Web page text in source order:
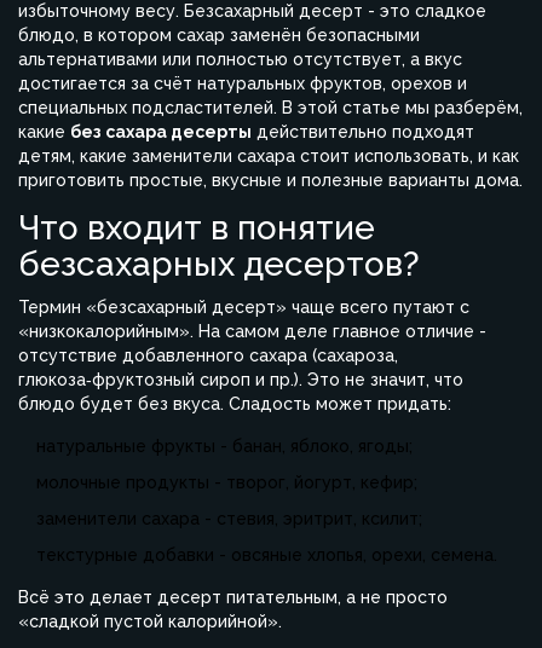
избыточному весу. Безсахарный десерт - это сладкое
блюдо, в котором сахар заменён безопасными
альтернативами или полностью отсутствует, а вкус
достигается за счёт натуральных фруктов, орехов и
специальных подсластителей. В этой статье мы разберём,
какие без сахара десерты действительно подходят
детям, какие заменители сахара стоит использовать, и как
приготовить простые, вкусные и полезные варианты дома.
Что входит в понятие
безсахарных десертов?
Термин «безсахарный десерт» чаще всего путают с
«низкокалорийным». На самом деле главное отличие -
отсутствие добавленного сахара (сахароза,
глюкоза‑фруктозный сироп и пр.). Это не значит, что
блюдо будет без вкуса. Сладость может придать:
натуральные фрукты - банан, яблоко, ягоды;
молочные продукты - творог, йогурт, кефир;
заменители сахара - стевия, эритрит, ксилит;
текстурные добавки - овсяные хлопья, орехи, семена.
Всё это делает десерт питательным, а не просто
«сладкой пустой калорийной».